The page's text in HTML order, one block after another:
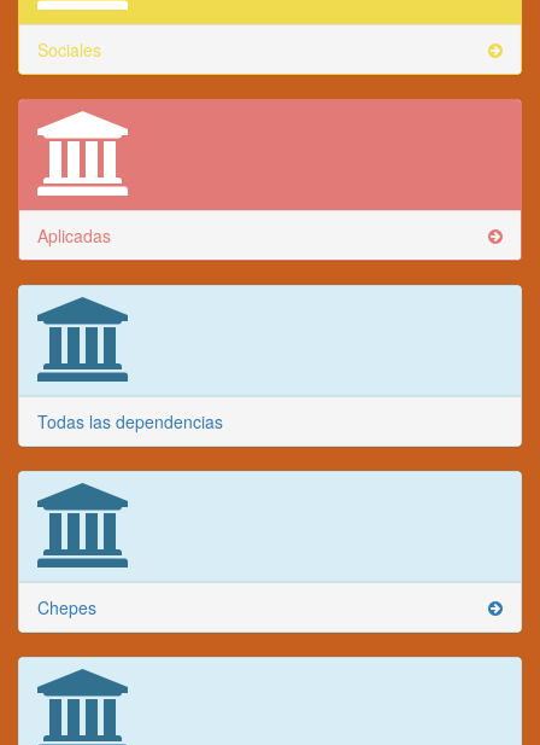
Sociales
Aplicadas
Todas las dependencias
Chepes